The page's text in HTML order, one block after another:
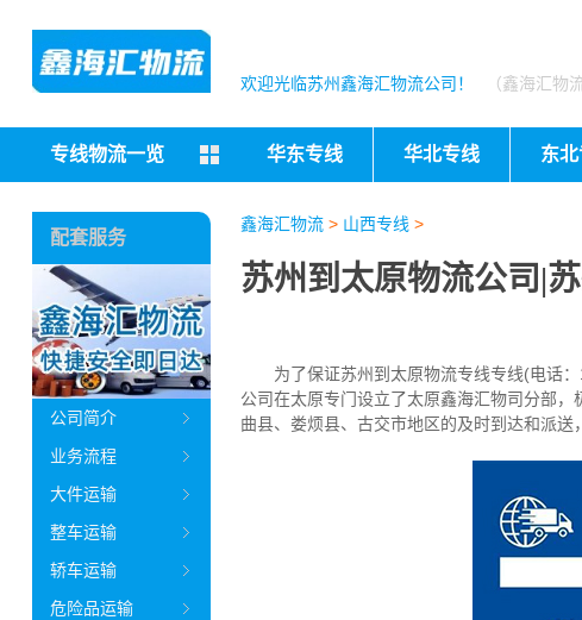
欢迎光临苏州鑫海汇物流公司！ （鑫海汇物
专线物流一览 华东专线 华北专线 东
鑫海汇物流> 山西专线 >
苏州到太原物流公司|
为了保证苏州到太原物流专线专线(电话：
公司在太原专门设立了太原鑫海汇物司分部
曲县、娄烦县、古交市地区的及时到达和派送
配套服务
公司简介
业务流程
大件运输
整车运输
轿车运输
危险品运输